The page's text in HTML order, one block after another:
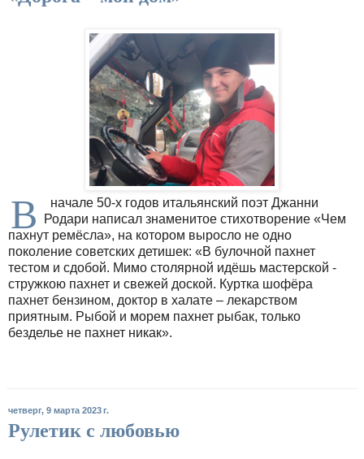
В
начале 50-х годов итальянский поэт Джанни
Родари написал знаменитое стихотворение «Чем
пахнут ремёсла», на котором выросло не одно
поколение советских детишек: «В булочной пахнет
тестом и сдобой. Мимо столярной идёшь мастерской ‑
стружкою пахнет и свежей доской. Куртка шофёра
пахнет бензином, доктор в халате – лекарством
приятным. Рыбой и морем пахнет рыбак, только
безделье не пахнет никак».
четверг, 9 марта 2023 г.
Рулетик с любовью